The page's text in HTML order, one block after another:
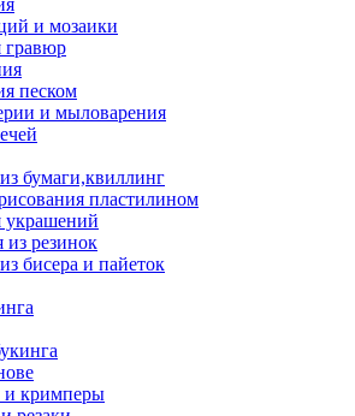
и мозаики
гравюр
песком
и мыловарения
бумаги,квиллинг
пластилином
украшений
из резинок
бисера и пайеток
кримперы